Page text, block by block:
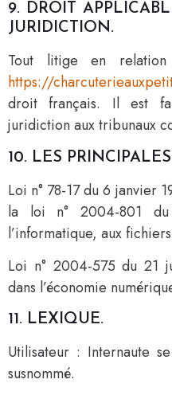
9. DROIT
JURIDICTION.
Tout litige en
https://
droit français. Il est
juridiction aux tribunaux
10. LES
Loi n° 78-17 du 6 janvier
la loi n° 2004-801
l’informatique, aux
Loi n° 2004-575 du 21
dans l’économie
11. LEXIQUE.
Utilisateur : Internaute
susnommé.